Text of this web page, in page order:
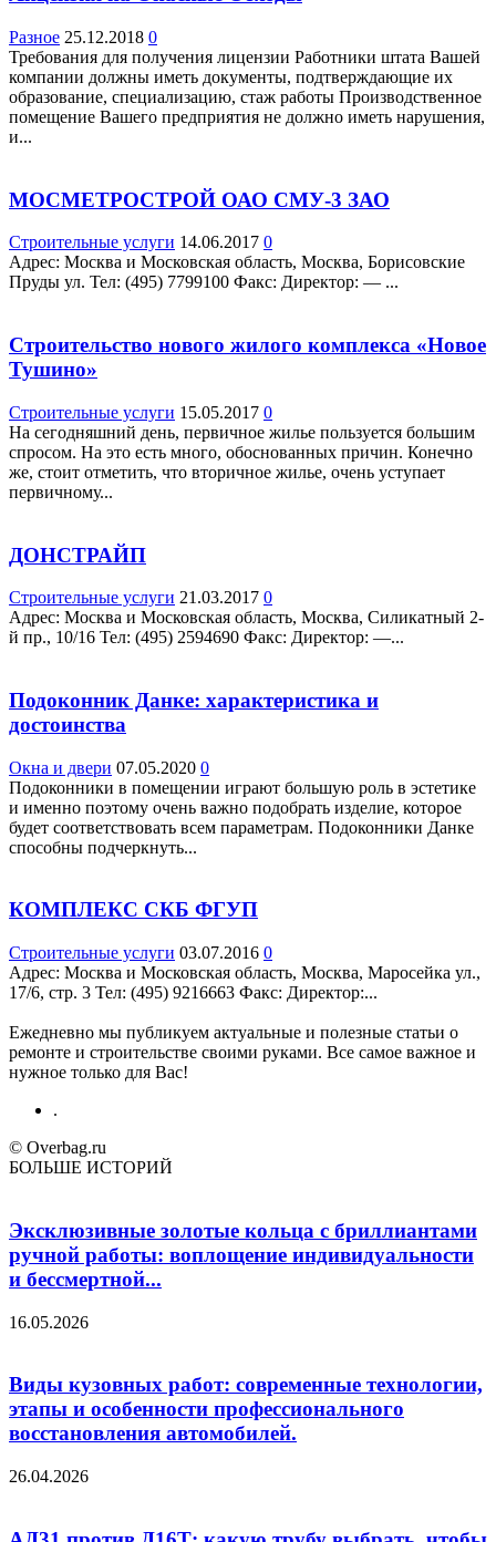
Разное 25.12.2018 0
Требования для получения лицензии Работники штата Вашей
компании должны иметь документы, подтверждающие их
образование, специализацию, стаж работы Производственное
помещение Вашего предприятия не должно иметь нарушения,
и...
МОСМЕТРОСТРОЙ ОАО СМУ-3 ЗАО
Строительные услуги 14.06.2017 0
Адрес: Москва и Московская область, Москва, Борисовские
Пруды ул. Teл: (495) 7799100 Факс: Директор: — ...
Строительство нового жилого комплекса «Новое
Тушино»
Строительные услуги 15.05.2017 0
На сегодняшний день, первичное жилье пользуется большим
спросом. На это есть много, обоснованных причин. Конечно
же, стоит отметить, что вторичное жилье, очень уступает
первичному...
ДОНСТРАЙП
Строительные услуги 21.03.2017 0
Адрес: Москва и Московская область, Москва, Силикатный 2-
й пр., 10/16 Teл: (495) 2594690 Факс: Директор: —...
Подоконник Данке: характеристика и
достоинства
Окна и двери 07.05.2020 0
Подоконники в помещении играют большую роль в эстетике
и именно поэтому очень важно подобрать изделие, которое
будет соответствовать всем параметрам. Подоконники Данке
способны подчеркнуть...
КОМПЛЕКС СКБ ФГУП
Строительные услуги 03.07.2016 0
Адрес: Москва и Московская область, Москва, Маросейка ул.,
17/6, стр. 3 Teл: (495) 9216663 Факс: Директор:...
Ежедневно мы публикуем актуальные и полезные статьи о
ремонте и строительстве своими руками. Все самое важное и
нужное только для Вас!
.
© Overbag.ru
БОЛЬШЕ ИСТОРИЙ
Эксклюзивные золотые кольца с бриллиантами
ручной работы: воплощение индивидуальности
и бессмертной...
16.05.2026
Виды кузовных работ: современные технологии,
этапы и особенности профессионального
восстановления автомобилей.
26.04.2026